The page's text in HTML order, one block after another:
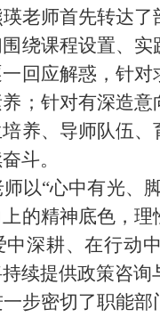
瑛老师首先转达了
绕课程设置、
回应解惑 ， 针对
；针对有深造
养、 导师队伍、
斗。
师以“心中有光、
的精神底色，理
中深耕、在行动
续提供政策咨询
步密切了职能